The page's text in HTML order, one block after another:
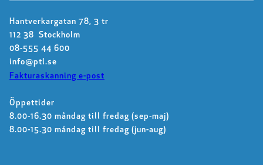
Hantverkargatan 78, 3 tr
112 38 Stockholm
08-555 44 600
info@ptl.se
Fakturaskanning e-post
Öppettider
8.00-16.30 måndag till fredag (sep-maj)
8.00-15.30 måndag till fredag (jun-aug)